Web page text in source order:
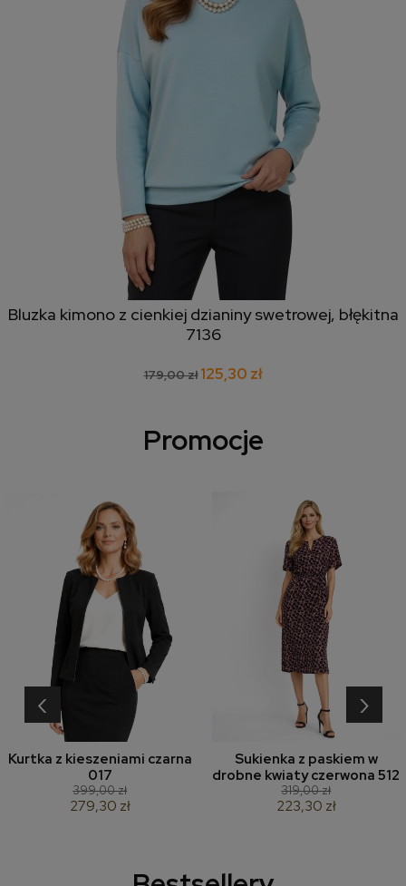
Bluzka kimono z cienkiej dzianiny swetrowej, błękitna
7136
179,00 zł 125,30 zł
Promocje
Kurtka z kieszeniami czarna
017
399,00 zł
279,30 zł
Sukienka z paskiem w
drobne kwiaty czerwona 512
319,00 zł
223,30 zł
‹ ›